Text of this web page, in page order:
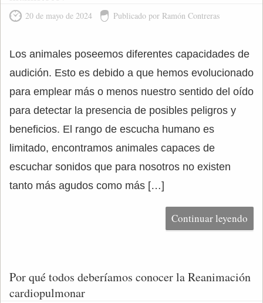
20 de mayo de 2024 Publicado por Ramón Contreras
Los animales poseemos diferentes capacidades de
audición. Esto es debido a que hemos evolucionado
para emplear más o menos nuestro sentido del oído
para detectar la presencia de posibles peligros y
beneficios. El rango de escucha humano es
limitado, encontramos animales capaces de
escuchar sonidos que para nosotros no existen
tanto más agudos como más […]
Continuar leyendo
Por qué todos deberíamos conocer la Reanimación
cardiopulmonar